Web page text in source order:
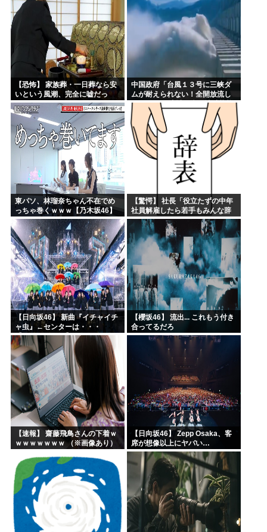
【恐怖】 家族葬・一日葬なら安
いという風潮、完全に嘘だっ
た・・・・
中国政府「台風１３号に三峡ダ
ムが耐えられない！全開放流し
ろ！」⇒ 下流域の街が壊滅状態
ｗｗｗｗｗ
東パソ、林瑠奈ちゃん不在でめ
っちゃ巻くｗｗｗ【乃木坂46】
【驚愕】 社長「役立たずの中年
社員解雇したら若手もみんな辞
めてしまった…」
【日向坂46】 新曲『イチャイチ
ャ虫』←センターは・・・
【18thシングル】
【櫻坂46】 流出... これもう付き
合ってるだろ
【速報】 齋藤飛鳥さんの下着ｗ
ｗｗｗｗｗｗｗ （※画像あり）
【日向坂46】 Zepp Osaka、客
席が想像以上にヤバい…